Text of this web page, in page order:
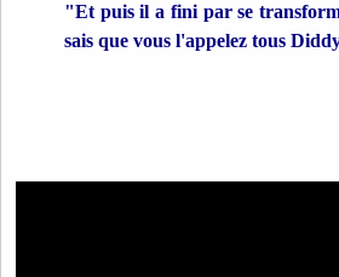
"Et puis il a fini par se
sais que vous l'appelez tous